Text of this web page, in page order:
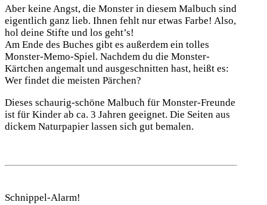
Aber keine Angst, die Monster in diesem Malbuch sind
eigentlich ganz lieb. Ihnen fehlt nur etwas Farbe! Also,
hol deine Stifte und los geht’s!
Am Ende des Buches gibt es außerdem ein tolles
Monster-Memo-Spiel. Nachdem du die Monster-
Kärtchen angemalt und ausgeschnitten hast, heißt es:
Wer findet die meisten Pärchen?
Dieses schaurig-schöne Malbuch für Monster-Freunde
ist für Kinder ab ca. 3 Jahren geeignet. Die Seiten aus
dickem Naturpapier lassen sich gut bemalen.
Schnippel-Alarm!